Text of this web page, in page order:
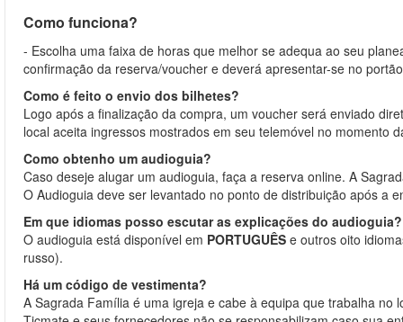
Como funciona?
- Escolha uma faixa de horas que melhor se adequa ao seu
confirmação da reserva/voucher e deverá apresentar-se no
Como é feito o envio dos bilhetes?
Logo após a finalização da compra, um voucher será enviado
local aceita ingressos mostrados em seu telemóvel no momento
Como obtenho um audioguia?
Caso deseje alugar um audioguia, faça a reserva online. A
O Audioguia deve ser levantado no ponto de distribuição após a
Em que idiomas posso escutar as explicações do audioguia?
O audioguia está disponível em PORTUGUÊS e outros oito
russo).
Há um código de vestimenta?
A Sagrada Família é uma igreja e cabe à equipa que trabalha